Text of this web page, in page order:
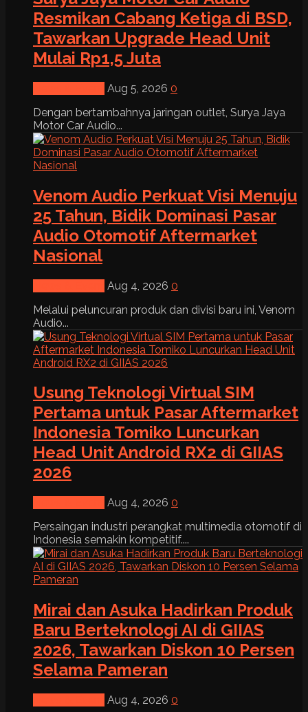
Resmikan Cabang Ketiga di BSD,
Tawarkan Upgrade Head Unit
Mulai Rp1,5 Juta
Aug 5, 2026 0
Dengan bertambahnya jaringan outlet, Surya Jaya
Motor Car Audio...
Venom Audio Perkuat Visi Menuju
25 Tahun, Bidik Dominasi Pasar
Audio Otomotif Aftermarket
Nasional
Aug 4, 2026 0
Melalui peluncuran produk dan divisi baru ini, Venom
Audio...
Usung Teknologi Virtual SIM
Pertama untuk Pasar Aftermarket
Indonesia Tomiko Luncurkan
Head Unit Android RX2 di GIIAS
2026
Aug 4, 2026 0
Persaingan industri perangkat multimedia otomotif di
Indonesia semakin kompetitif....
Mirai dan Asuka Hadirkan Produk
Baru Berteknologi AI di GIIAS
2026, Tawarkan Diskon 10 Persen
Selama Pameran
Aug 4, 2026 0